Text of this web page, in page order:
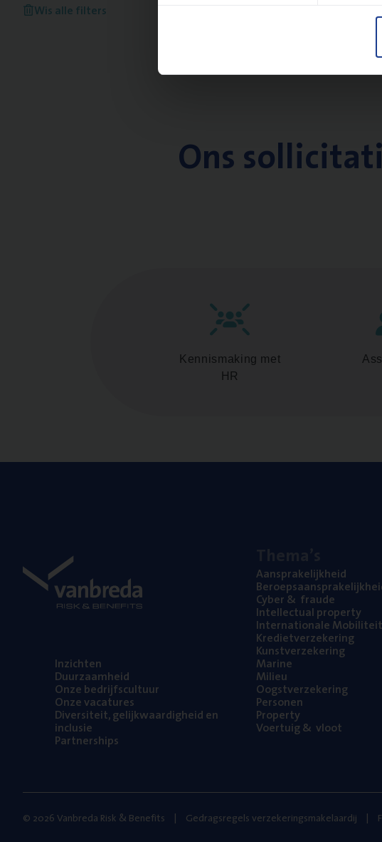
Wis alle filters
Ons
Kennismaking met
HR
Inzich­ten
Duur­zaam­heid
Onze bedrijfs­cul­tuur
Onze vaca­tu­res
Diver­si­teit, gelijk­waar­dig­heid en
inclusie
Part­ner­ships
Aan­spra­ke­lijk­heid
Cyber& fraude
Intel­lec­tu­al property
Inter­na­ti­o­na­le Mobiliteit
Kre­diet­ver­ze­ke­ring
Kunst­ver­ze­ke­ring
Mari­ne
Mili­eu
Oogst­ver­ze­ke­ring
Per­so­nen
Pro­per­ty
Voer­tuig& vloot
© 2026 Vanbreda Risk & Benefits Gedragsregels verzekeringsmakelaardij